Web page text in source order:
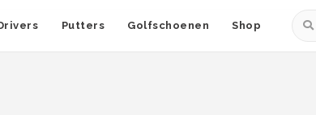
Putters Golfschoenen Shop